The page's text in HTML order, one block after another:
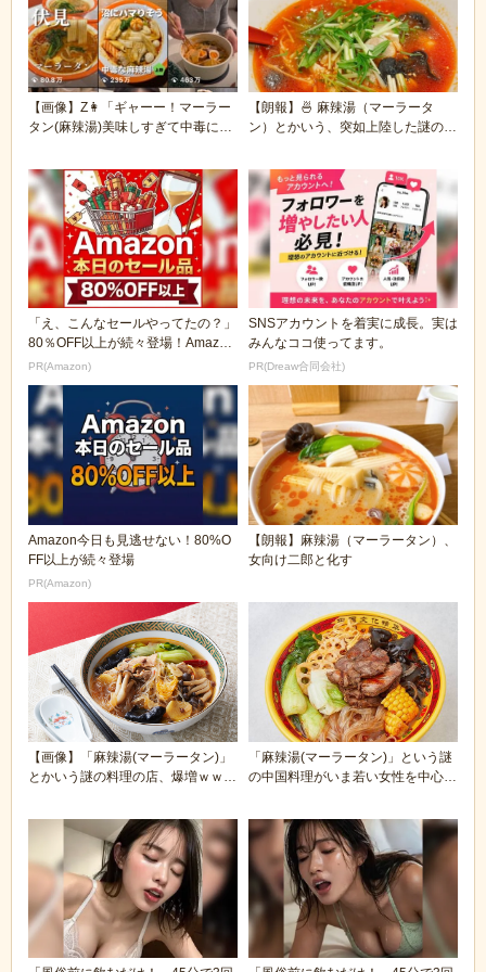
【画像】Z👩「ギャーー！マーラー
タン(麻辣湯)美味しすぎて中毒にな
【朗報】🍜 麻辣湯（マーラータ
ン）とかいう、突如上陸した謎の食
「え、こんなセールやってたの？」
80％OFF以上が続々登場！Amazon
の本気が...
PR(Amazon)
SNSアカウントを着実に成長。実は
みんなココ使ってます。
PR(Dreaw合同会社)
Amazon今日も見逃せない！80%O
FF以上が続々登場
PR(Amazon)
【朗報】麻辣湯（マーラータン）、
女向け二郎と化す
【画像】「麻辣湯(マーラータン)」
とかいう謎の料理の店、爆増ｗｗｗ
「麻辣湯(マーラータン)」という謎
の中国料理がいま若い女性を中心に